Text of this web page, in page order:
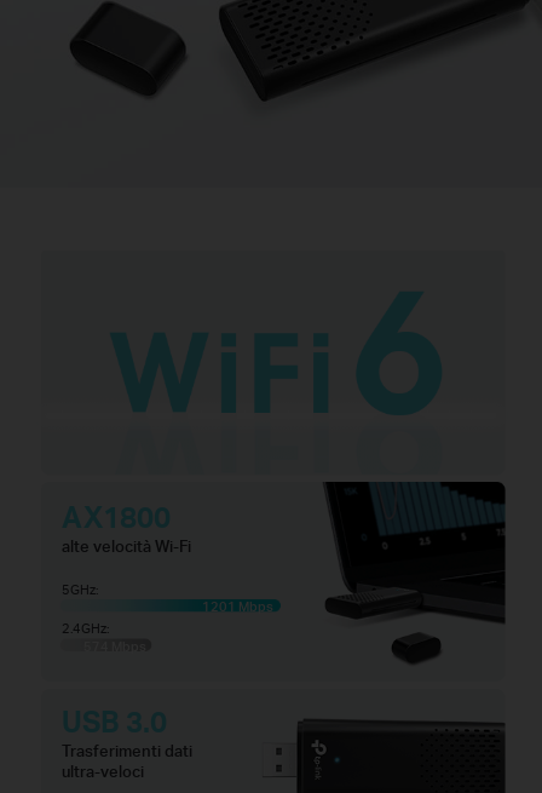
AX1800
alte velocità Wi-Fi
5GHz:
1201 Mbps
2.4GHz:
USB 3.0
Trasferimenti dati
ultra-veloci